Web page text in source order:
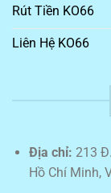
Rút Tiền KO66
Liên Hệ KO66
Địa chỉ: 213
Hồ Chí Minh,